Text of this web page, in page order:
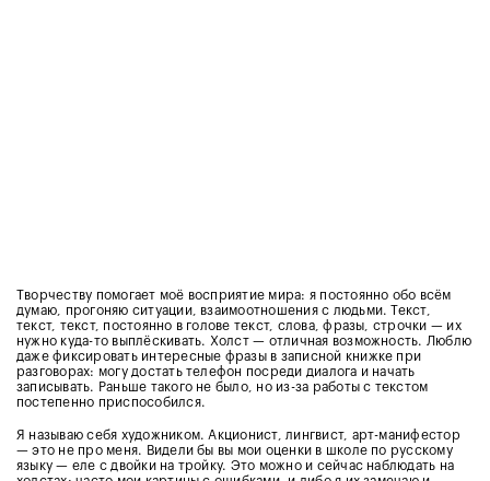
Творчеству помогает моё восприятие мира: я постоянно обо всём
думаю, прогоняю ситуации, взаимоотношения с людьми. Текст,
текст, текст, постоянно в голове текст, слова, фразы, строчки — их
нужно куда-то выплёскивать. Холст — отличная возможность. Люблю
даже фиксировать интересные фразы в записной книжке при
разговорах: могу достать телефон посреди диалога и начать
записывать. Раньше такого не было, но из-за работы с текстом
постепенно приспособился.
Я называю себя художником. Акционист, лингвист, арт-манифестор
— это не про меня. Видели бы вы мои оценки в школе по русскому
языку — еле с двойки на тройку. Это можно и сейчас наблюдать на